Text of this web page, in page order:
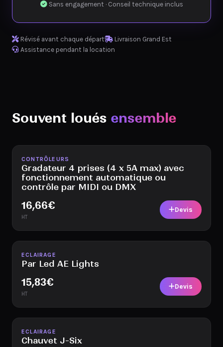
Sans engagement · Conseil technique inclus
Révisé avant chaque départ
Livraison Grand Est
Assistance pendant la location
Souvent loués ensemble
Disponible
CONTRÔLEURS
Gradateur 4 prises (4 x 5A max) avec
fonctionnement automatique ou
contrôle par MIDI ou DMX
16,66€
HT
Devis
Disponible
ECLAIRAGE
Par Led AE Lights
15,83€
HT
Devis
Disponible
ECLAIRAGE
Chauvet J-Six